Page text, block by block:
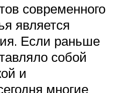
современного
является
Если раньше
собой
и
многие